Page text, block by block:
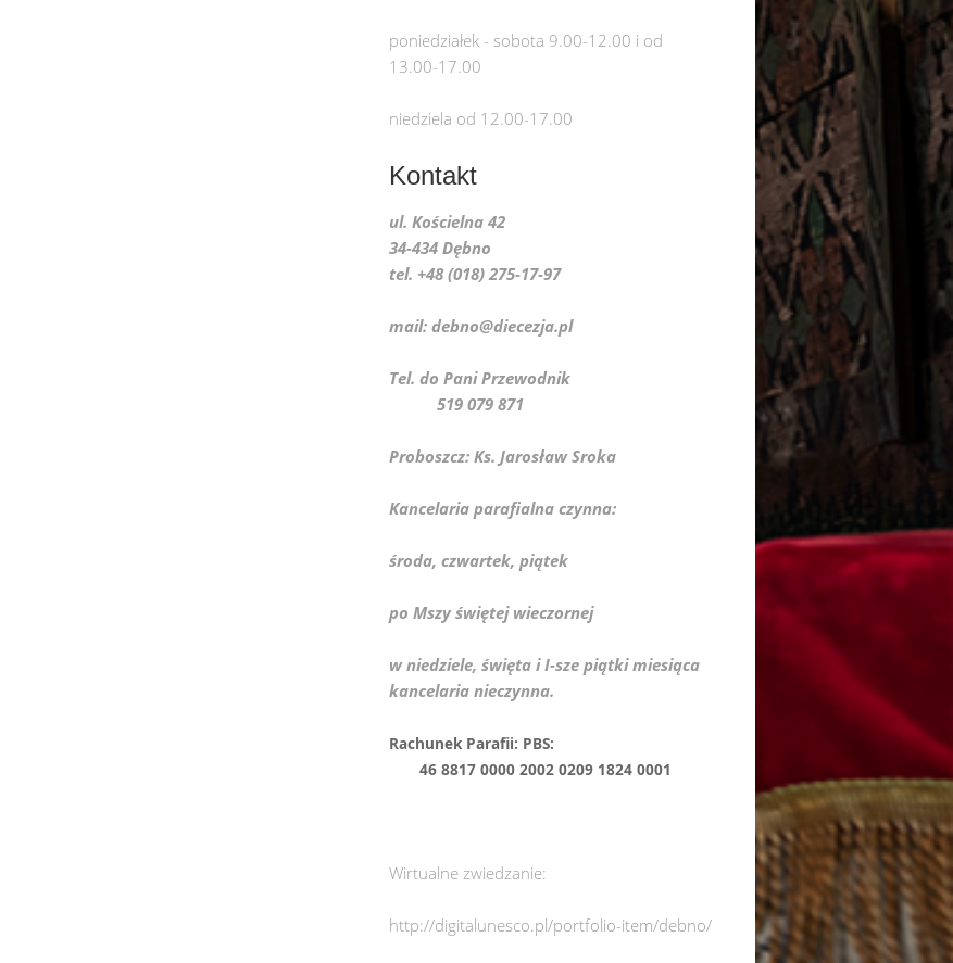
poniedziałek - sobota 9.00-12.00 i od
13.00-17.00
niedziela od 12.00-17.00
Kontakt
ul. Kościelna 42
34-434 Dębno
tel. +48 (018) 275-17-97
mail: debno@diecezja.pl
Tel. do Pani Przewodnik
519 079 871
Proboszcz: Ks. Jarosław Sroka
Kancelaria parafialna czynna:
środa, czwartek, piątek
po Mszy świętej wieczornej
w niedziele, święta i I-sze piątki miesiąca
kancelaria nieczynna.
Rachunek Parafii: PBS:
46 8817 0000 2002 0209 1824 0001
Wirtualne zwiedzanie:
http://digitalunesco.pl/portfolio-item/debno/